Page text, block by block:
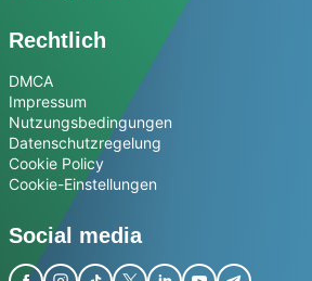
Rechtlich
DMCA
Impressum
Nutzungsbedingungen
Datenschutzregelung
Cookie Policy
Cookie-Einstellungen
Social media